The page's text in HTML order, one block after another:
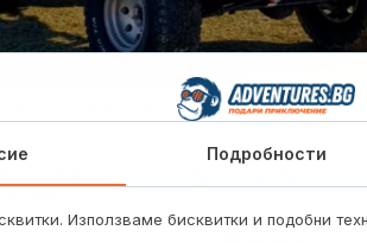
джип сафари + пикник за до 4-ма
Троянския балкан
Подробности
Използваме бисквитки и подобни